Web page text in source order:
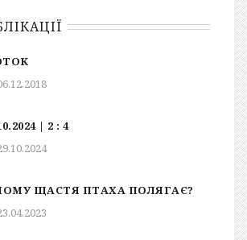
| 2 : 4
ЩАСТЯ ПТАХА ПОЛЯГАЄ?